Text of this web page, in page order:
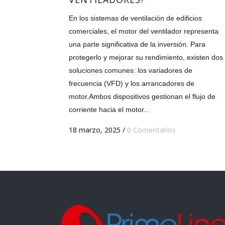
En los sistemas de ventilación de edificios
comerciales, el motor del ventilador representa
una parte significativa de la inversión. Para
protegerlo y mejorar su rendimiento, existen dos
soluciones comunes: los variadores de
frecuencia (VFD) y los arrancadores de
motor.Ambos dispositivos gestionan el flujo de
corriente hacia el motor...
18 marzo, 2025 / 0 Comentarios